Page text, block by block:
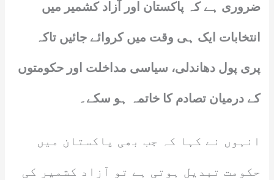
ضروری ہے کہ پاکستان اور آزاد کشمیر میں
انتخابات ایک ہی وقت میں کروائے جائیں تاکہ
پری پول دھاندلی، سیاسی مداخلت اور حکومتوں
کے درمیان تصادم کا خاتمہ ہو سکے۔
انہوں نے کہا کہ جب بھی پاکستان میں
حکومت تبدیل ہوتی ہے تو آزاد کشمیر کی